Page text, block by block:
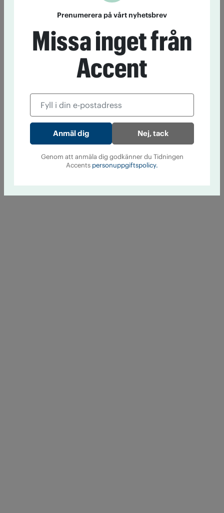
Prenumerera på vårt nyhetsbrev
Missa inget från
Accent
Nej, tack
Genom att anmäla dig godkänner du Tidningen
Accents personuppgiftspolicy.